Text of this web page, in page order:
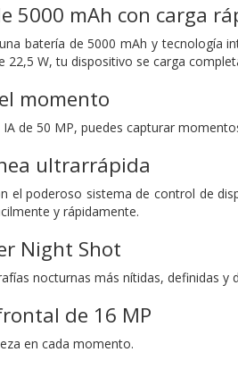
5000 mAh con carga
batería de 5000 mAh y tecnología
22,5 W, tu dispositivo se carga
momento
de 50 MP, puedes capturar
ultrarrápida
el poderoso sistema de control de
y rápidamente.
Night Shot
nocturnas más nítidas, definidas y
de 16 MP
en cada momento.